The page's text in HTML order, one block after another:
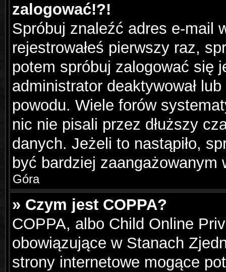
zalogować!?!
Spróbuj znaleźć adres e-mail
rejestrowałeś pierwszy raz,
potem spróbuj zalogować się
administrator deaktywował
powodu. Wiele forów
nic nie pisali przez dłuższy
danych. Jeżeli to nastąpiło,
być bardziej zaangażowanym
Góra
» Czym jest COPPA?
COPPA, albo Child Online
obowiązujące w Stanach
strony internetowe mogące